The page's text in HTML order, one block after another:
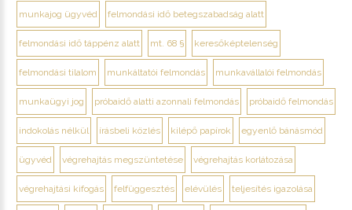
munkajog ügyvéd felmondási idő betegszabadság alatt
felmondási idő táppénz alatt mt. 68 § keresőképtelenség
felmondási tilalom munkáltatói felmondás munkavállalói felmondás
munkaügyi jog próbaidő alatti azonnali felmondás próbaidő felmondás
indokolás nélkül írásbeli közlés kilépő papírok egyenlő bánásmód
ügyvéd végrehajtás megszüntetése végrehajtás korlátozása
végrehajtási kifogás felfüggesztés elévülés teljesítés igazolása